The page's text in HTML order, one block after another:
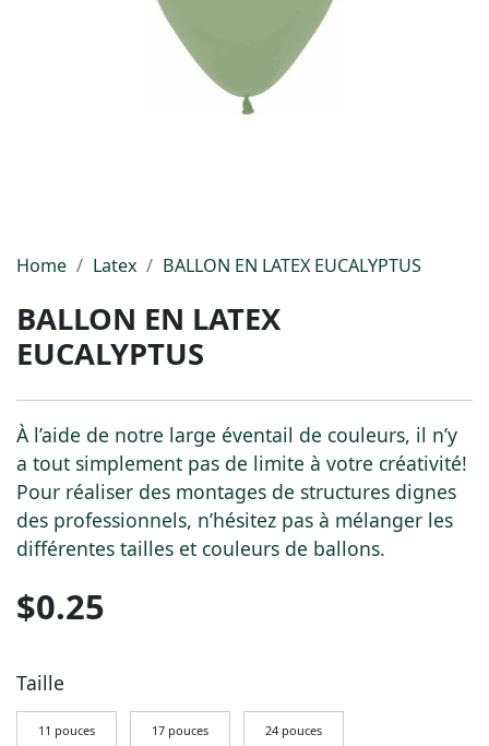
Home Latex BALLON EN LATEX EUCALYPTUS
BALLON EN LATEX
EUCALYPTUS
À l’aide de notre large éventail de couleurs, il n’y
a tout simplement pas de limite à votre créativité!
Pour réaliser des montages de structures dignes
des professionnels, n’hésitez pas à mélanger les
différentes tailles et couleurs de ballons.
$0.25
Taille
11 pouces 17 pouces 24 pouces